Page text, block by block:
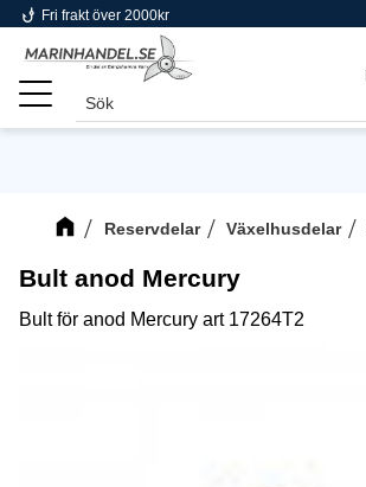
Meny
phishing Fri frakt över 2000kr
Reservdelar Växelhusdelar
Bult anod Mercury
Bult för anod Mercury art 17264T2